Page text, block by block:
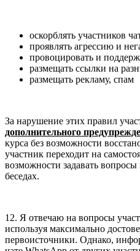
оскорблять участников
проявлять агрессию и
провоцировать и
размещать ссылки на
размещать рекламу, спам
За нарушение этих правил
дополнительного
курса без возможности
участник переходит на
возможности задавать
беседах.
12. Я отвечаю на вопросы
используя максимально
первоисточники. Однако,